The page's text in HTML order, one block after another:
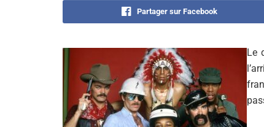
Partager sur Facebook
Le